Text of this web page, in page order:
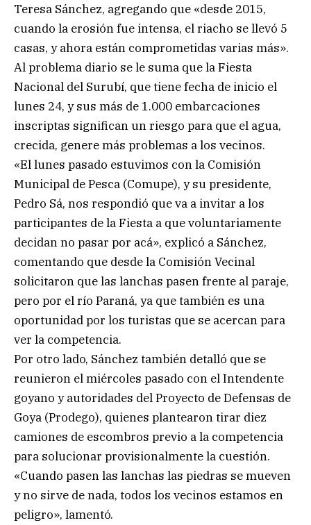
Teresa Sánchez, agregando que «desde 2015,
cuando la erosión fue intensa, el riacho se llevó 5
casas, y ahora están comprometidas varias más».
Al problema diario se le suma que la Fiesta
Nacional del Surubí, que tiene fecha de inicio el
lunes 24, y sus más de 1.000 embarcaciones
inscriptas significan un riesgo para que el agua,
crecida, genere más problemas a los vecinos.
«El lunes pasado estuvimos con la Comisión
Municipal de Pesca (Comupe), y su presidente,
Pedro Sá, nos respondió que va a invitar a los
participantes de la Fiesta a que voluntariamente
decidan no pasar por acá», explicó a Sánchez,
comentando que desde la Comisión Vecinal
solicitaron que las lanchas pasen frente al paraje,
pero por el río Paraná, ya que también es una
oportunidad por los turistas que se acercan para
ver la competencia.
Por otro lado, Sánchez también detalló que se
reunieron el miércoles pasado con el Intendente
goyano y autoridades del Proyecto de Defensas de
Goya (Prodego), quienes plantearon tirar diez
camiones de escombros previo a la competencia
para solucionar provisionalmente la cuestión.
«Cuando pasen las lanchas las piedras se mueven
y no sirve de nada, todos los vecinos estamos en
peligro», lamentó.